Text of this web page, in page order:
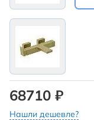
68710 ₽
Нашли дешевле?